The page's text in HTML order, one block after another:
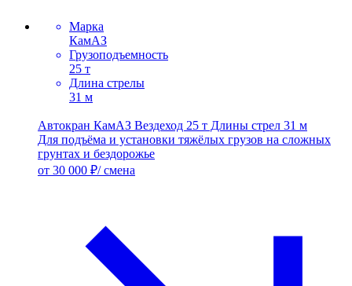
Марка
КамАЗ
Грузоподъемность
25 т
Длина стрелы
31 м
Автокран КамАЗ Вездеход 25 т Длины стрел 31 м
Для подъёма и установки тяжёлых грузов на сложных
грунтах и бездорожье
от 30 000 ₽/ смена